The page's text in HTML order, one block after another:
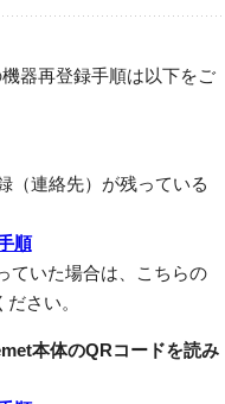
器再登録手順は以下をご
（連絡先）が残っている
順
ていた場合は、こちらの
さい。
本体のQRコードを読み